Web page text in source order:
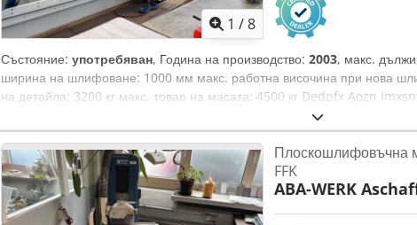
1 /8
Състояние: употребяван, Година на производство: 2003, макс.
ширина на шлифоване: 1000 мм макс. работна височина при нова
на детайла: 3200 кг макс. товар на масата: 4500 кг Dedpfx Aozn
2860 x 1000 мм Задвижване на шлифовъчния шпиндел: 26 kW
Напречно движение, подаване: 1 - 5000 мм/мин Вертикално
малка програмирана стойност: 0,001 Охладителна система
Автоматична система за филтриране с хартиена лента Електронна
шлифовъчните шайби Пневматичен регулируем абразивен диск
Плоскошлифовъчна
FFK
ABA-WERK